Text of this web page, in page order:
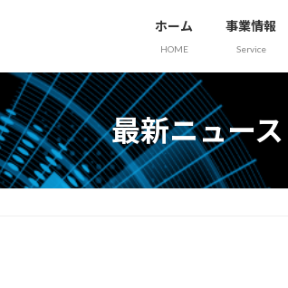
ホーム
HOME
事業情報
Service
最新ニュース